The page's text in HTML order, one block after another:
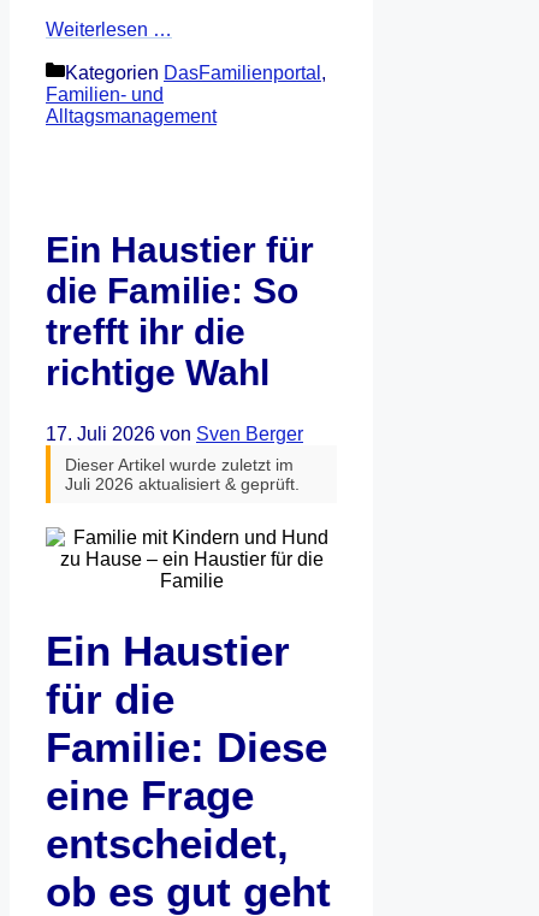
Weiterlesen …
Kategorien DasFamilienportal ,
Familien- und
Alltagsmanagement
Ein Haustier für
die Familie: So
trefft ihr die
richtige Wahl
17. Juli 2026 von Sven Berger
Dieser Artikel wurde zuletzt im
Juli 2026 aktualisiert & geprüft.
Ein Haustier
für die
Familie: Diese
eine Frage
entscheidet,
ob es gut geht